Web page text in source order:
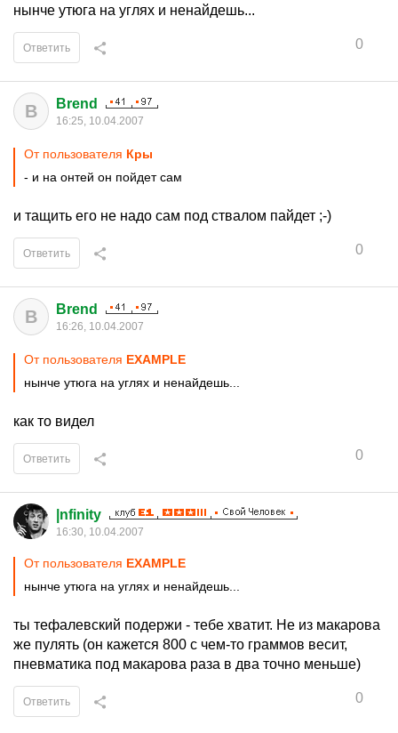
нынче утюга на углях и ненайдешь...
0
Ответить
B Brend
16:25, 10.04.2007
От пользователя Кры
- и на онтей он пойдет сам
и тащить его не надо сам под ствалом пайдет ;-)
0
Ответить
B Brend
16:26, 10.04.2007
От пользователя EXAMPLE
нынче утюга на углях и ненайдешь...
как то видел
0
Ответить
|nfinity
16:30, 10.04.2007
От пользователя EXAMPLE
нынче утюга на углях и ненайдешь...
ты тефалевский подержи - тебе хватит. Не из макарова
же пулять (он кажется 800 с чем-то граммов весит,
пневматика под макарова раза в два точно меньше)
0
Ответить